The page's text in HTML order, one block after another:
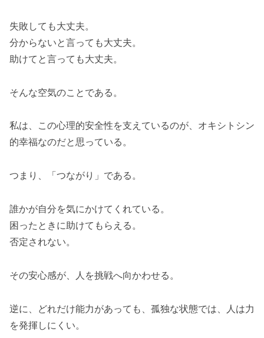
失敗しても大丈夫。
分からないと言っても大丈夫。
助けてと言っても大丈夫。
そんな空気のことである。
私は、この心理的安全性を支えているのが、オキシトシン
的幸福なのだと思っている。
つまり、「つながり」である。
誰かが自分を気にかけてくれている。
困ったときに助けてもらえる。
否定されない。
その安心感が、人を挑戦へ向かわせる。
逆に、どれだけ能力があっても、孤独な状態では、人は力
を発揮しにくい。